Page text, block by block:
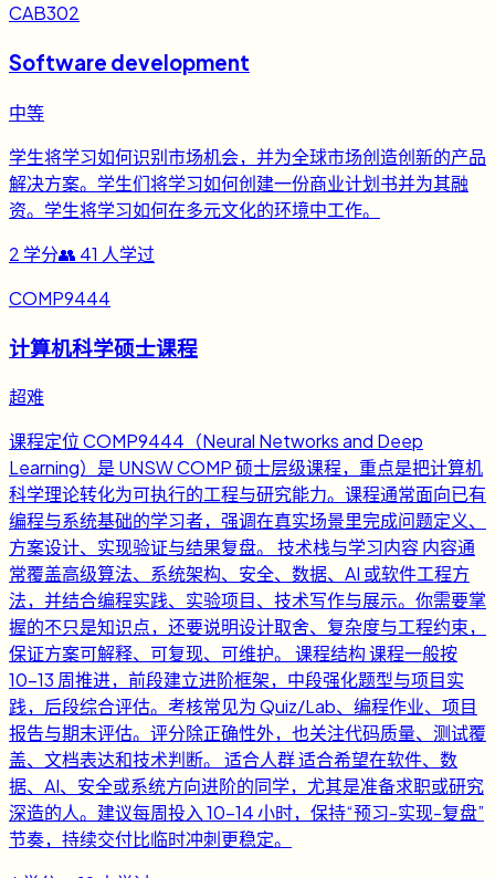
CAB302
Software development
中等
学生将学习如何识别市场机会，并为全球市场创造创新的产品
解决方案。学生们将学习如何创建一份商业计划书并为其融
资。学生将学习如何在多元文化的环境中工作。
2 学分👥 41 人学过
COMP9444
计算机科学硕士课程
超难
课程定位 COMP9444（Neural Networks and Deep
Learning）是 UNSW COMP 硕士层级课程，重点是把计算机
科学理论转化为可执行的工程与研究能力。课程通常面向已有
编程与系统基础的学习者，强调在真实场景里完成问题定义、
方案设计、实现验证与结果复盘。 技术栈与学习内容 内容通
常覆盖高级算法、系统架构、安全、数据、AI 或软件工程方
法，并结合编程实践、实验项目、技术写作与展示。你需要掌
握的不只是知识点，还要说明设计取舍、复杂度与工程约束，
保证方案可解释、可复现、可维护。 课程结构 课程一般按
10-13 周推进，前段建立进阶框架，中段强化题型与项目实
践，后段综合评估。考核常见为 Quiz/Lab、编程作业、项目
报告与期末评估。评分除正确性外，也关注代码质量、测试覆
盖、文档表达和技术判断。 适合人群 适合希望在软件、数
据、AI、安全或系统方向进阶的同学，尤其是准备求职或研究
深造的人。建议每周投入 10-14 小时，保持“预习-实现-复盘”
节奏，持续交付比临时冲刺更稳定。